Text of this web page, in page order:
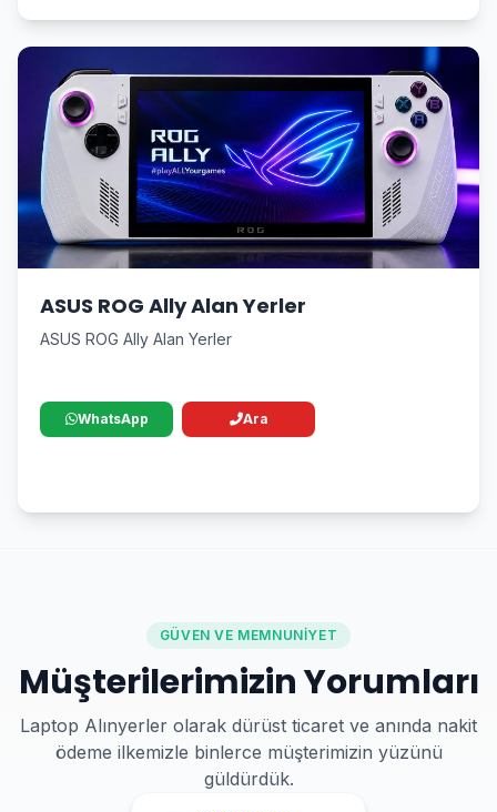
ASUS ROG Ally Alan Yerler
ASUS ROG Ally Alan Yerler
WhatsApp Ara
GÜVEN VE MEMNUNIYET
Müşterilerimizin Yorumları
Laptop Alınyerler olarak dürüst ticaret ve anında nakit
ödeme ilkemizle binlerce müşterimizin yüzünü
güldürdük.